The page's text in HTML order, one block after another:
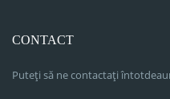
CONTACT
Puteți să ne contactați